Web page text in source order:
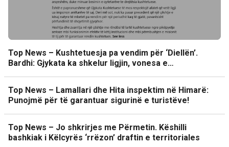
Top News – Kushtetuesja pa vendim për ‘Diellën’.
Bardhi: Gjykata ka shkelur ligjin, vonesa e…
Top News – Lamallari dhe Hita inspektim në Himarë:
Punojmë për të garantuar sigurinë e turistëve!
Top News – Jo shkrirjes me Përmetin. Këshilli
bashkiak i Këlcyrës ‘rrëzon’ draftin e territoriales